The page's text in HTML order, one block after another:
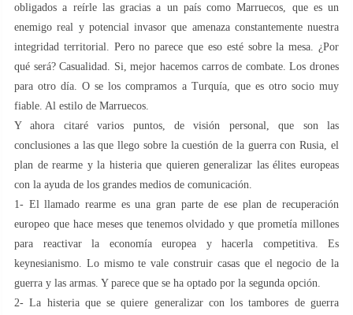
obligados a reírle las gracias a un país como Marruecos, que es un
enemigo real y potencial invasor que amenaza constantemente nuestra
integridad territorial. Pero no parece que eso esté sobre la mesa. ¿Por
qué será? Casualidad. Si, mejor hacemos carros de combate. Los drones
para otro día. O se los compramos a Turquía, que es otro socio muy
fiable. Al estilo de Marruecos.
Y ahora citaré varios puntos, de visión personal, que son las
conclusiones a las que llego sobre la cuestión de la guerra con Rusia, el
plan de rearme y la histeria que quieren generalizar las élites europeas
con la ayuda de los grandes medios de comunicación.
1- El llamado rearme es una gran parte de ese plan de recuperación
europeo que hace meses que tenemos olvidado y que prometía millones
para reactivar la economía europea y hacerla competitiva. Es
keynesianismo. Lo mismo te vale construir casas que el negocio de la
guerra y las armas. Y parece que se ha optado por la segunda opción.
2- La histeria que se quiere generalizar con los tambores de guerra